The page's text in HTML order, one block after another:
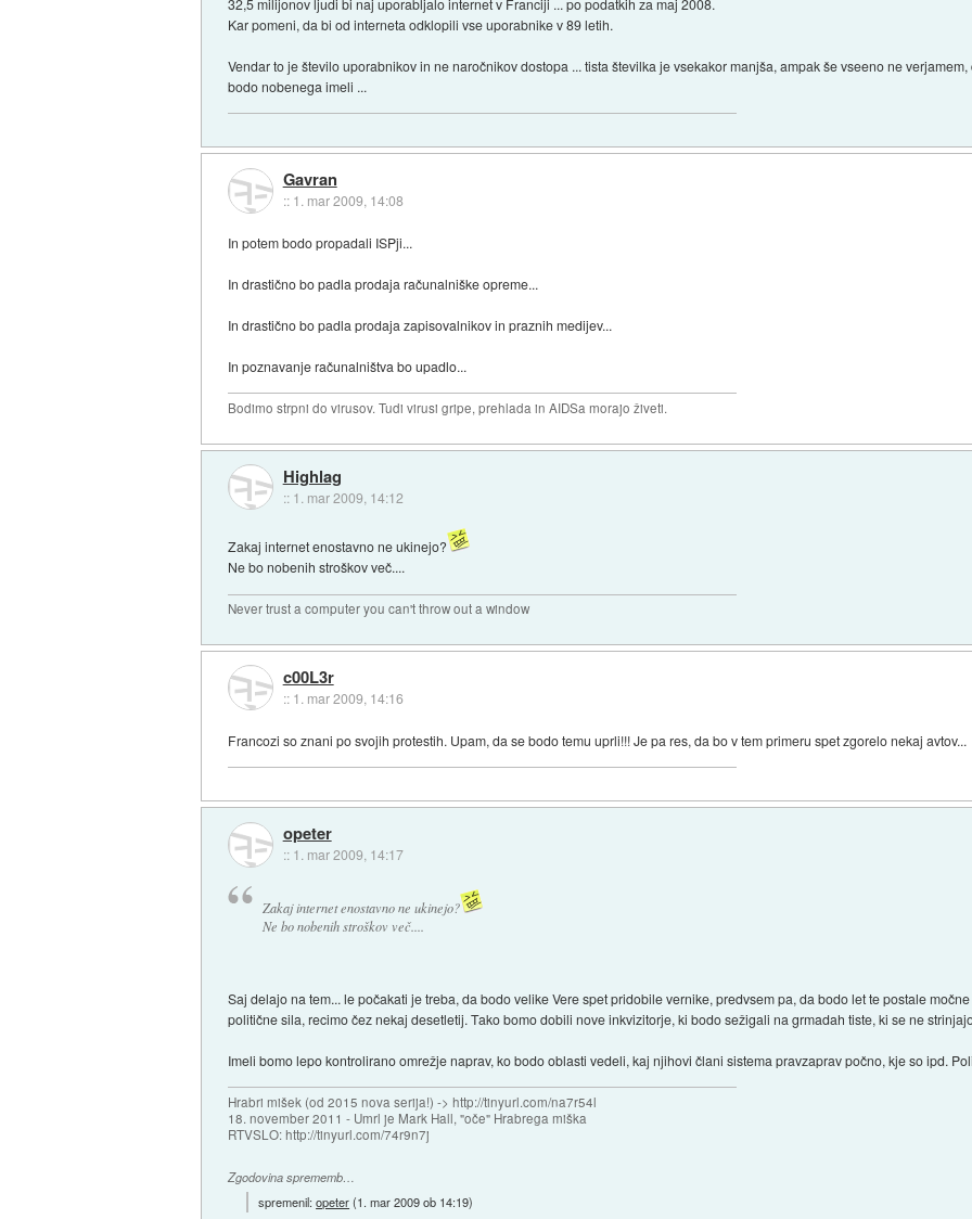
Kar pomeni, da bi od interneta odklopili vse uporabnike v 89 letih.
Vendar to je število uporabnikov in ne naročnikov dostopa ... tista številka je vsekakor manjša, ampak še vseeno ne
bodo nobenega imeli ...
Gavran
:: 1. mar 2009, 14:08
In potem bodo propadali ISPji...
In drastično bo padla prodaja računalniške opreme...
In drastično bo padla prodaja zapisovalnikov in praznih medijev...
In poznavanje računalništva bo upadlo...
Bodimo strpni do virusov. Tudi virusi gripe, prehlada in AIDSa morajo živeti.
Highlag
:: 1. mar 2009, 14:12
Zakaj internet enostavno ne ukinejo?
Ne bo nobenih stroškov več....
Never trust a computer you can't throw out a window
c00L3r
:: 1. mar 2009, 14:16
Francozi so znani po svojih protestih. Upam, da se bodo temu uprli!!! Je pa res, da bo v tem primeru spet zgorelo nekaj avtov...
opeter
:: 1. mar 2009, 14:17
Zakaj internet enostavno ne ukinejo?
Ne bo nobenih stroškov več....
Saj delajo na tem... le počakati je treba, da bodo velike Vere spet pridobile vernike, predvsem pa, da bodo let te postale
politične sila, recimo čez nekaj desetletij. Tako bomo dobili nove inkvizitorje, ki bodo sežigali na grmadah tiste, ki se ne
Imeli bomo lepo kontrolirano omrežje naprav, ko bodo oblasti vedeli, kaj njihovi člani sistema pravzaprav počno, kje so ipd.
Hrabri mišek (od 2015 nova serija!) -> http://tinyurl.com/na7r54l
18. november 2011 - Umrl je Mark Hall, "oče" Hrabrega miška
RTVSLO: http://tinyurl.com/74r9n7j
Zgodovina sprememb…
spremenil:opeter(1. mar 2009 ob 14:19)